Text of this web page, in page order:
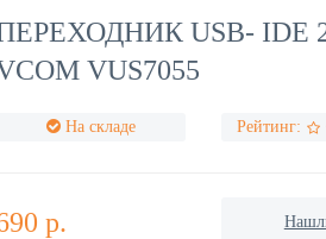
USB- IDE
VUS7055
На складе Рейтинг:
р.